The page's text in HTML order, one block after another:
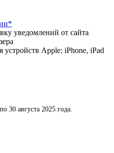
уведомлений от сайта
Apple: iPhone, iPad
30 августа 2025 года.